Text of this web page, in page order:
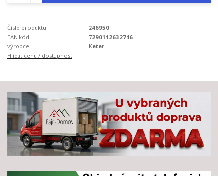
Číslo produktu:
246950
EAN kód:
7290112632746
výrobce:
Keter
Hlídat cenu / dostupnost